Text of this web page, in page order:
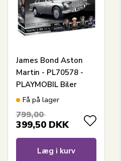
James Bond Aston
Martin - PL70578 -
PLAYMOBIL Biler
Få på lager
799,00
399,50 DKK
Læg i kurv